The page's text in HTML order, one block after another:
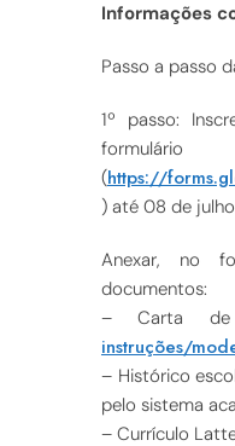
Informações
Passo a passo
1º passo:
(https://
) até 08 de
Anexar, no
documentos:
– Carta de
instruções/
– Histórico
pelo sistema
– Currículo